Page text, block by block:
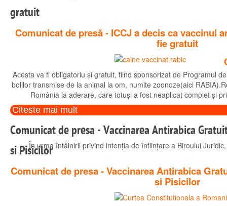
În urma întâlnirii privind intenția de înființare a Biroului
gratuit
Comunicat de presă - ICCJ a decis ca vaccinul
fie gratuit
Acesta va fi obligatoriu și gratuit, fiind sponsorizat de Programul
bolilor transmise de la animal la om, numite zoonoze(aici
România la aderare, care totuși a fost neaplicat complet și
Citeste mai mult
Comunicat de presa - Vaccinarea Antirabica
si Pisicilor
Comunicat de presa - Vaccinarea Antirabica
si Pisicilor